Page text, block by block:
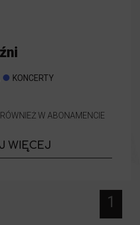
KONCERTY
W ABONAMENCIE
WIĘCEJ
Podróż
1